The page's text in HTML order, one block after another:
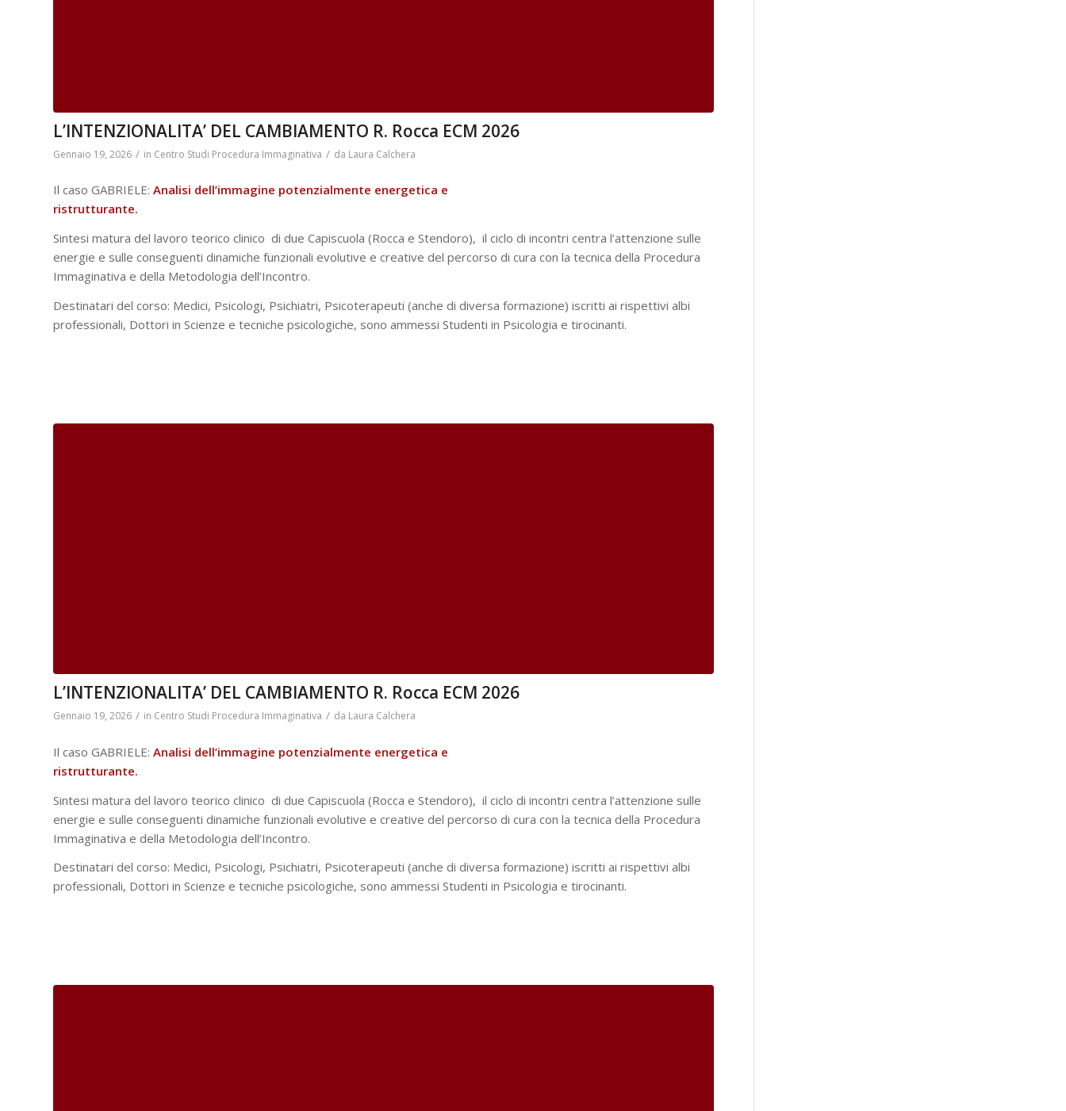
L’INTENZIONALITA’ DEL CAMBIAMENTO R. Rocca ECM 2026
Gennaio 19, 2026 / in Centro Studi Procedura Immaginativa / da Laura Calchera
Il caso GABRIELE: Analisi dell’immagine potenzialmente energetica e
ristrutturante.
Sintesi matura del lavoro teorico clinico di due Capiscuola (Rocca e Stendoro), il ciclo di incontri centra l’attenzione sulle
energie e sulle conseguenti dinamiche funzionali evolutive e creative del percorso di cura con la tecnica della Procedura
Immaginativa e della Metodologia dell’Incontro.
Destinatari del corso: Medici, Psicologi, Psichiatri, Psicoterapeuti (anche di diversa formazione) iscritti ai rispettivi albi
professionali, Dottori in Scienze e tecniche psicologiche, sono ammessi Studenti in Psicologia e tirocinanti.
L’INTENZIONALITA’ DEL CAMBIAMENTO R. Rocca ECM 2026
Gennaio 19, 2026 / in Centro Studi Procedura Immaginativa / da Laura Calchera
Il caso GABRIELE: Analisi dell’immagine potenzialmente energetica e
ristrutturante.
Sintesi matura del lavoro teorico clinico di due Capiscuola (Rocca e Stendoro), il ciclo di incontri centra l’attenzione sulle
energie e sulle conseguenti dinamiche funzionali evolutive e creative del percorso di cura con la tecnica della Procedura
Immaginativa e della Metodologia dell’Incontro.
Destinatari del corso: Medici, Psicologi, Psichiatri, Psicoterapeuti (anche di diversa formazione) iscritti ai rispettivi albi
professionali, Dottori in Scienze e tecniche psicologiche, sono ammessi Studenti in Psicologia e tirocinanti.